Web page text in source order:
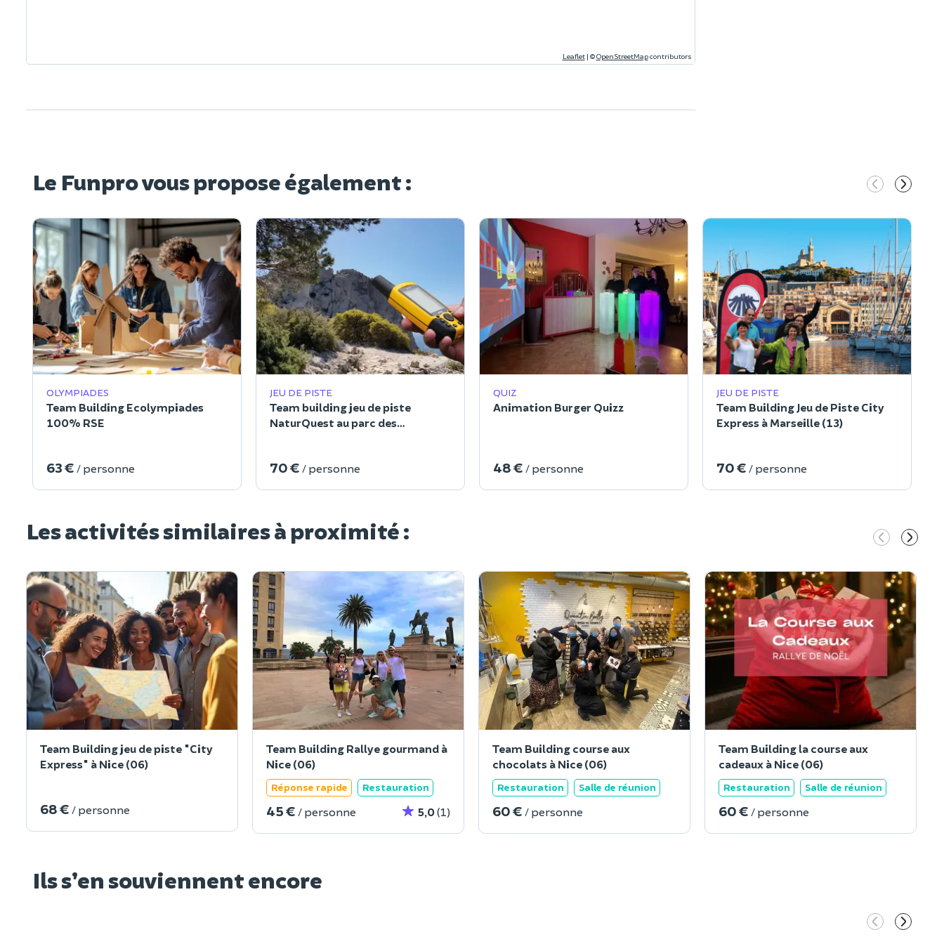
Leaflet | ©OpenStreetMapcontributors
Le Funpro vous propose également :
OLYMPIADES
Team Building Ecolympiades
100% RSE
63 € / personne
JEU DE PISTE
Team building jeu de piste
NaturQuest au parc des
70 € / personne
QUIZ
Animation Burger Quizz
48 € / personne
JEU DE PISTE
Team Building Jeu de Piste City
Express à Marseille (13)
70 € / personne
Les activités similaires à proximité :
Team Building jeu de piste "City
Express" à Nice (06)
68 € / personne
Team Building Rallye gourmand à
Nice (06)
Réponse rapide Restauration
45 € / personne 5,0(1)
Team Building course aux
chocolats à Nice (06)
Restauration Salle de réunion
60 € / personne
Team Building la course aux
cadeaux à Nice (06)
Restauration Salle de réunion
60 € / personne
Ils s’en souviennent encore